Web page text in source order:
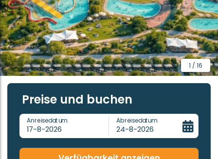
1 / 16
Preise und buchen
Anreisedatum
17-8-2026
Abreisedatum
24-8-2026